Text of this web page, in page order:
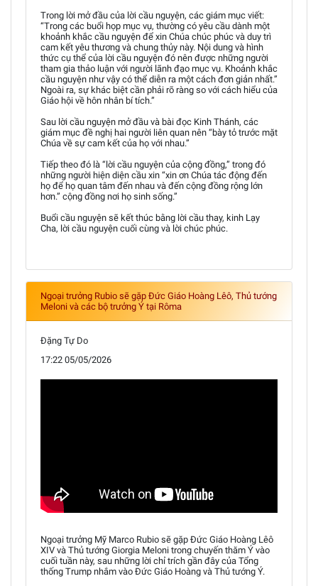
Trong lời mở đầu của lời cầu nguyện, các giám mục viết:
“Trong các buổi họp mục vụ, thường có yêu cầu dành một
khoảnh khắc cầu nguyện để xin Chúa chúc phúc và duy trì
cam kết yêu thương và chung thủy này. Nội dung và hình
thức cụ thể của lời cầu nguyện đó nên được những người
tham gia thảo luận với người lãnh đạo mục vụ. Khoảnh khắc
cầu nguyện như vậy có thể diễn ra một cách đơn giản nhất.”
Ngoài ra, sự khác biệt cần phải rõ ràng so với cách hiểu của
Giáo hội về hôn nhân bí tích.”
Sau lời cầu nguyện mở đầu và bài đọc Kinh Thánh, các
giám mục đề nghị hai người liên quan nên “bày tỏ trước mặt
Chúa về sự cam kết của họ với nhau.”
Tiếp theo đó là “lời cầu nguyện của cộng đồng,” trong đó
những người hiện diện cầu xin “xin ơn Chúa tác động đến
họ để họ quan tâm đến nhau và đến cộng đồng rộng lớn
hơn.” cộng đồng nơi họ sinh sống.”
Buổi cầu nguyện sẽ kết thúc bằng lời cầu thay, kinh Lạy
Cha, lời cầu nguyện cuối cùng và lời chúc phúc.
Ngoại trưởng Rubio sẽ gặp Đức Giáo Hoàng Lêô, Thủ tướng
Meloni và các bộ trưởng Ý tại Rôma
Đặng Tự Do
17:22 05/05/2026
Ngoại trưởng Mỹ Marco Rubio sẽ gặp Đức Giáo Hoàng Lêô
XIV và Thủ tướng Giorgia Meloni trong chuyến thăm Ý vào
cuối tuần này, sau những lời chỉ trích gần đây của Tổng
thống Trump nhắm vào Đức Giáo Hoàng và Thủ tướng Ý.